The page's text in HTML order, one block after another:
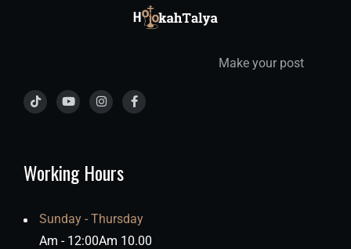
Make your post
Working Hours
Sunday - Thursday
10.00 Am - 12:00Am